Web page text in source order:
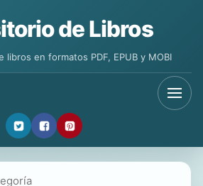
de Libros
libros en formatos PDF, EPUB y MOBI